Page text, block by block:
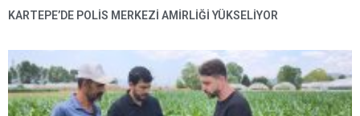
KARTEPE’DE POLIS MERKEZI AMIRLIĞI YÜKSELIYOR